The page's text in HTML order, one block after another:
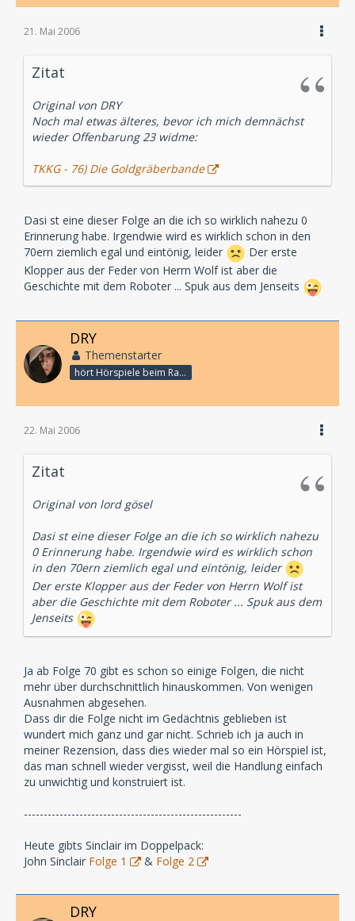
21. Mai 2006
Zitat
Original von DRY
Noch mal etwas älteres, bevor ich mich demnächst
wieder Offenbarung 23 widme:
TKKG - 76) Die Goldgräberbande
Dasi st eine dieser Folge an die ich so wirklich nahezu 0
Erinnerung habe. Irgendwie wird es wirklich schon in den
70ern ziemlich egal und eintönig, leider
Der erste
Klopper aus der Feder von Herrn Wolf ist aber die
Geschichte mit dem Roboter ... Spuk aus dem Jenseits
DRY
Themenstarter
hört Hörspiele beim Rasenmähen
22. Mai 2006
Zitat
Original von lord gösel
Dasi st eine dieser Folge an die ich so wirklich nahezu
0 Erinnerung habe. Irgendwie wird es wirklich schon
in den 70ern ziemlich egal und eintönig, leider
Der erste Klopper aus der Feder von Herrn Wolf ist
aber die Geschichte mit dem Roboter ... Spuk aus dem
Jenseits
Ja ab Folge 70 gibt es schon so einige Folgen, die nicht
mehr über durchschnittlich hinauskommen. Von wenigen
Ausnahmen abgesehen.
Dass dir die Folge nicht im Gedächtnis geblieben ist
wundert mich ganz und gar nicht. Schrieb ich ja auch in
meiner Rezension, dass dies wieder mal so ein Hörspiel ist,
das man schnell wieder vergisst, weil die Handlung einfach
zu unwichtig und konstruiert ist.
-------------------------------------------------------
Heute gibts Sinclair im Doppelpack:
John Sinclair Folge 1 & Folge 2
DRY